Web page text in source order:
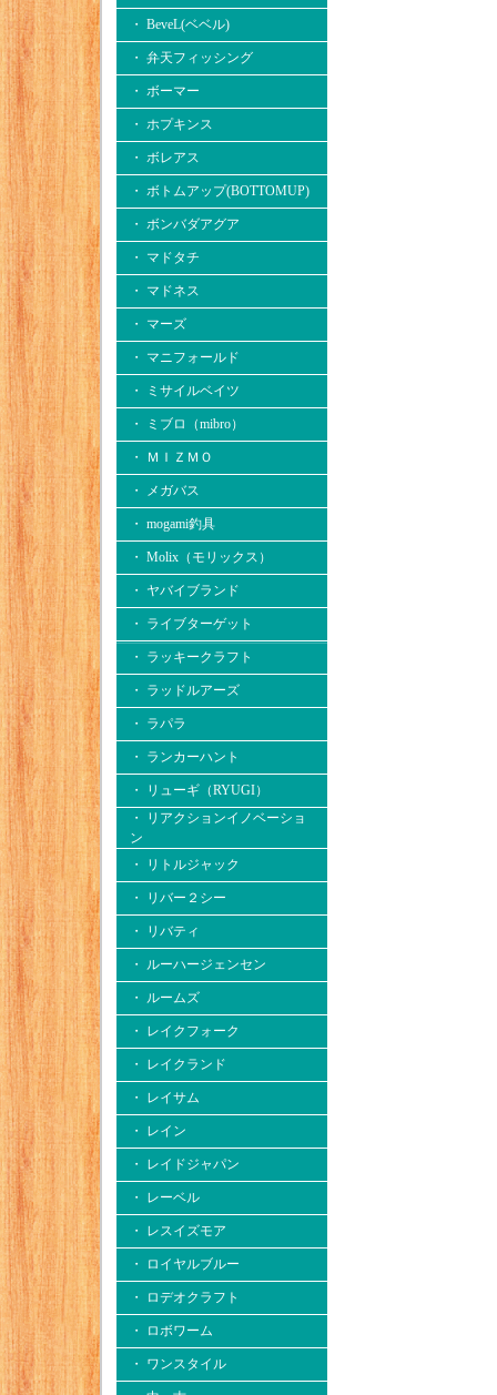
・ BeveL(ベベル)
・ 弁天フィッシング
・ ボーマー
・ ホプキンス
・ ボレアス
・ ボトムアップ(BOTTOMUP)
・ ボンバダアグア
・ マドタチ
・ マドネス
・ マーズ
・ マニフォールド
・ ミサイルベイツ
・ ミブロ（mibro）
・ ＭＩＺＭＯ
・ メガバス
・ mogami釣具
・ Molix（モリックス）
・ ヤバイブランド
・ ライブターゲット
・ ラッキークラフト
・ ラッドルアーズ
・ ラパラ
・ ランカーハント
・ リューギ（RYUGI）
・ リアクションイノベーショ
ン
・ リトルジャック
・ リバー２シー
・ リバティ
・ ルーハージェンセン
・ ルームズ
・ レイクフォーク
・ レイクランド
・ レイサム
・ レイン
・ レイドジャパン
・ レーベル
・ レスイズモア
・ ロイヤルブルー
・ ロデオクラフト
・ ロボワーム
・ ワンスタイル